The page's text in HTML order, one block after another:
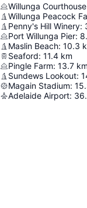
Willunga
Willunga Peacock
Penny's Hill Winery:
Port Willunga Pier:
Maslin Beach: 10.3
Seaford: 11.4 km
Pingle Farm: 13.7 km
Sundews Lookout:
Magain Stadium:
Adelaide Airport: